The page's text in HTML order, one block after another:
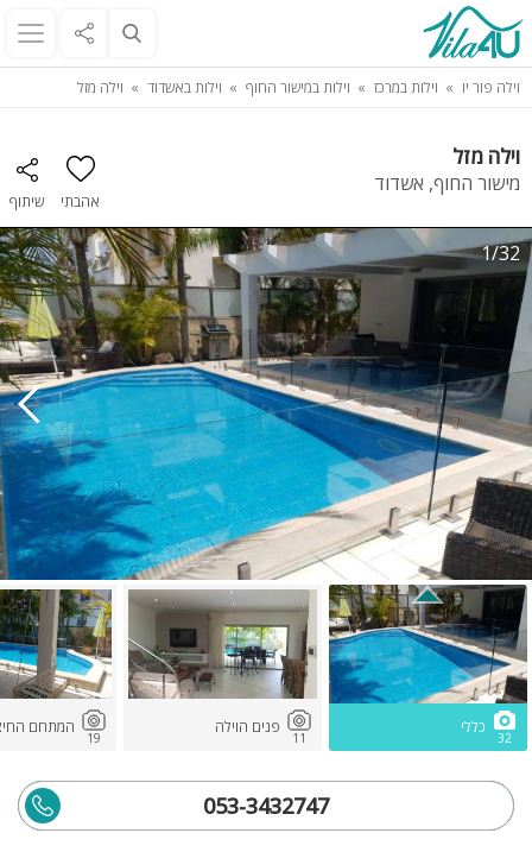
וילה פור יו וילות במרכז וילות במישור החוף וילות באשדוד וילה מזל
וילה מזל
מישור החוף, אשדוד
אהבתי שיתוף
1/32
32
כללי
11
פנים הוילה
19
המתחם
053-3432747